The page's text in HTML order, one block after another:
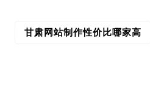
甘肃网站制作性价比哪家高